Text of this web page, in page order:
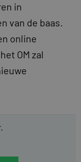
in
van de baas.
online
OM zal